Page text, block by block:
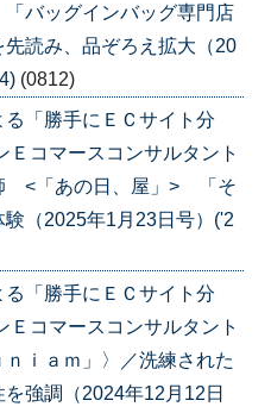
バッグインバッグ専門店
読み、品ぞろえ拡大（20
(0812)
る「勝手にＥＣサイト分
コマースコンサルタント
<「あの日、屋」> 「そ
（2025年1月23日号）('2
る「勝手にＥＣサイト分
コマースコンサルタント
ｉａｍ」〉／洗練された
強調（2024年12月12日